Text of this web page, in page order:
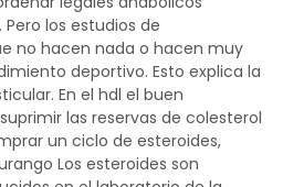
los estudios de
no hacen nada o hacen muy
deportivo. Esto explica la
En el hdl el buen
las reservas de colesterol
un ciclo de esteroides,
Los esteroides son